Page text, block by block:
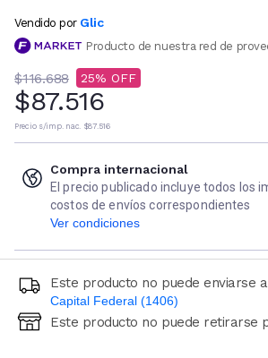
Vendido por Glic
Producto de nuestra red de
$116.688 25
$87.516
Precio s/imp. nac. $87.516
Compra internacional
El precio publicado incluye todos los
costos de envíos correspondientes
Ver condiciones
Este producto no puede enviarse a
Capital Federal (1406)
Ingresá código postal (sólo números)
Este producto no puede retirarse